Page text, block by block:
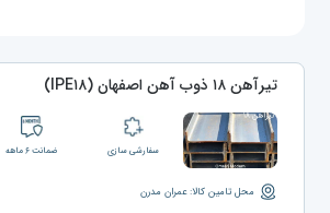
تیرآهن ۱۸ ذوب آهن اصفهان (IPE۱۸)
سفارشی سازی ضمانت ۶ ماهه
محل تامین کالا: عمران مدرن